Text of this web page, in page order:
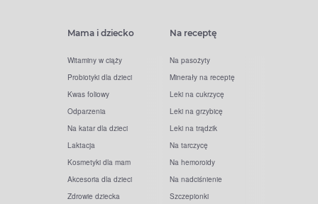
Mama i dziecko
Witaminy w ciąży
Probiotyki dla dzieci
Kwas foliowy
Odparzenia
Na katar dla dzieci
Laktacja
Kosmetyki dla mam
Akcesoria dla dzieci
Zdrowie dziecka
Na receptę
Na pasożyty
Minerały na receptę
Leki na cukrzycę
Leki na grzybicę
Leki na trądzik
Na tarczycę
Na hemoroidy
Na nadciśnienie
Szczepionki